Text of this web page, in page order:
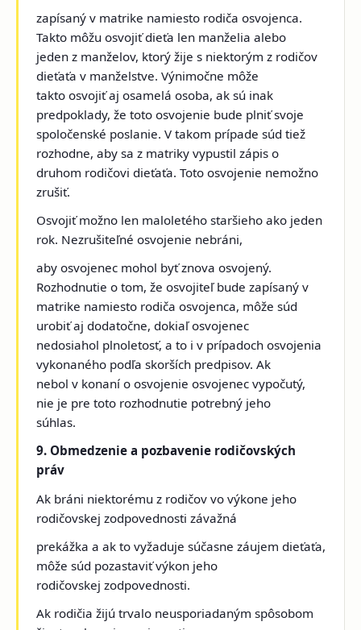
zapísaný v matrike namiesto rodiča osvojenca.
Takto môžu osvojiť dieťa len manželia alebo
jeden z manželov, ktorý žije s niektorým z rodičov
dieťaťa v manželstve. Výnimočne môže
takto osvojiť aj osamelá osoba, ak sú inak
predpoklady, že toto osvojenie bude plniť svoje
spoločenské poslanie. V takom prípade súd tiež
rozhodne, aby sa z matriky vypustil zápis o
druhom rodičovi dieťaťa. Toto osvojenie nemožno
zrušiť.
Osvojiť možno len maloletého staršieho ako jeden
rok. Nezrušiteľné osvojenie nebráni,
aby osvojenec mohol byť znova osvojený.
Rozhodnutie o tom, že osvojiteľ bude zapísaný v
matrike namiesto rodiča osvojenca, môže súd
urobiť aj dodatočne, dokiaľ osvojenec
nedosiahol plnoletosť, a to i v prípadoch osvojenia
vykonaného podľa skorších predpisov. Ak
nebol v konaní o osvojenie osvojenec vypočutý,
nie je pre toto rozhodnutie potrebný jeho
súhlas.
9. Obmedzenie a pozbavenie rodičovských
práv
Ak bráni niektorému z rodičov vo výkone jeho
rodičovskej zodpovednosti závažná
prekážka a ak to vyžaduje súčasne záujem dieťaťa,
môže súd pozastaviť výkon jeho
rodičovskej zodpovednosti.
Ak rodičia žijú trvalo neusporiadaným spôsobom